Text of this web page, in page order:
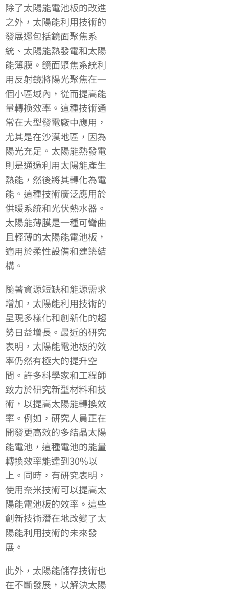
除了太陽能電池板的改進
之外，太陽能利用技術的
發展還包括鏡面聚焦系
統、太陽能熱發電和太陽
能薄膜。鏡面聚焦系統利
用反射鏡將陽光聚焦在一
個小區域內，從而提高能
量轉換效率。這種技術通
常在大型發電廠中應用，
尤其是在沙漠地區，因為
陽光充足。太陽能熱發電
則是通過利用太陽能產生
熱能，然後將其轉化為電
能。這種技術廣泛應用於
供暖系統和光伏熱水器。
太陽能薄膜是一種可彎曲
且輕薄的太陽能電池板，
適用於柔性設備和建築結
構。
隨著資源短缺和能源需求
增加，太陽能利用技術的
呈現多樣化和創新化的趨
勢日益增長。最近的研究
表明，太陽能電池板的效
率仍然有極大的提升空
間。許多科學家和工程師
致力於研究新型材料和技
術，以提高太陽能轉換效
率。例如，研究人員正在
開發更高效的多結晶太陽
能電池，這種電池的能量
轉換效率能達到30%以
上。同時，有研究表明，
使用奈米技術可以提高太
陽能電池板的效率。這些
創新技術潛在地改變了太
陽能利用技術的未來發
展。
此外，太陽能儲存技術也
在不斷發展，以解決太陽